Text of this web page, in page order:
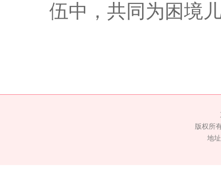
伍中，共同为困境
版权所
地